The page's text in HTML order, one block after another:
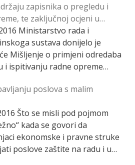
zapisnika o pregledu i
te zaključnoj ocjeni u
dokumentacije za uporabu i
Ministarstvo rada i
sustava donijelo je
Mišljenje o primjeni odredaba
i ispitivanju radne opreme
poslova s malim
Što se misli pod pojmom
kada se govori da
ekonomske i pravne struke
poslove zaštite na radu i u